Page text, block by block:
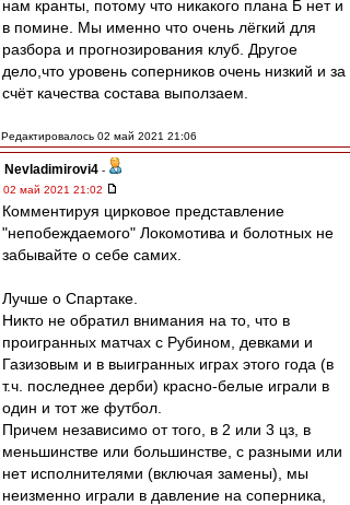
нам кранты, потому что никакого плана Б нет и
в помине. Мы именно что очень лёгкий для
разбора и прогнозирования клуб. Другое
дело,что уровень соперников очень низкий и за
счёт качества состава выползаем.
Редактировалось 02 май 2021 21:06
Nevladimirovi4 -
02 май 2021 21:02
Комментируя цирковое представление
"непобеждаемого" Локомотива и болотных не
забывайте о себе самих.
Лучше о Спартаке.
Никто не обратил внимания на то, что в
проигранных матчах с Рубином, девками и
Газизовым и в выигранных играх этого года (в
т.ч. последнее дерби) красно-белые играли в
один и тот же футбол.
Причем независимо от того, в 2 или 3 цз, в
меньшинстве или большинстве, с разными или
нет исполнителями (включая замены), мы
неизменно играли в давление на соперника,